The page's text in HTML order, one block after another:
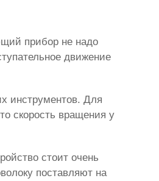
прибор не надо
движение
инструментов. Для
скорость вращения у
стоит очень
поставляют на